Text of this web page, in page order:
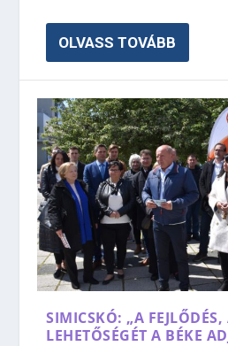
OLVASS TOVÁBB
SIMICSKÓ: „A
LEHETŐSÉGÉT A BÉKE